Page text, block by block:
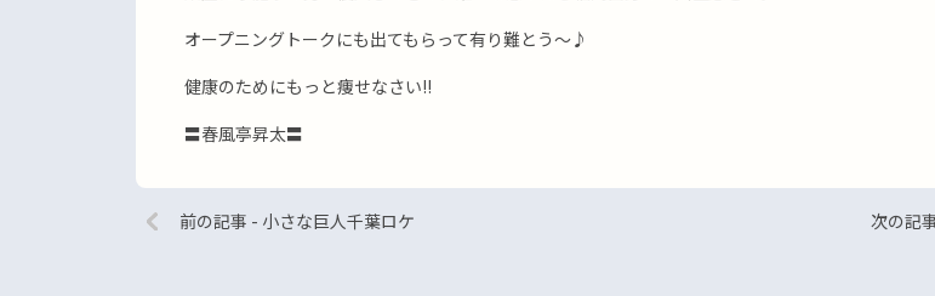
オープニングトークにも出てもらって有り難とう〜♪
健康のためにもっと痩せなさい!!
〓春風亭昇太〓
前の記事 - 小さな巨人千葉ロケ 次の記